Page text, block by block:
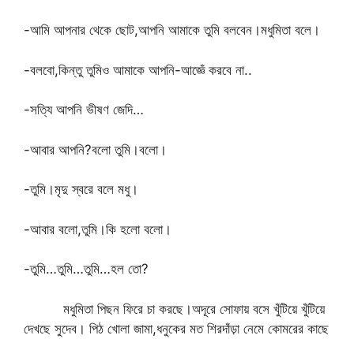
-আমি আপনার থেকে ছোট,আপনি আমাকে তুমি বলবেন।মধুমিতা বলে।
-বলবো,কিন্তু তুমিও আমাকে আপনি-আজ্ঞেঁ করবে না..
-সত্যি আপনি ভীষণ জেদি…
-আবার আপনি?বলো তুমি।বলো।
-তুমি।মৃদু স্বরে বলে মধু।
-আবার বলো,তুমি।কি হলো বলো।
-তুমি…তুমি…তুমি…হল তো?
মধুমিতা পিছন ফিরে চা করছে।অদূরে সোফায় বসে খুঁটিয়ে খুঁটিয়ে
দেখছে সুদেব। পিঠ খোলা জামা,ধনুকের মত শিরদাঁড়া নেমে কোমরের কাছে